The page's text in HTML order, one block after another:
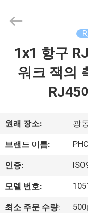
우
리
에
Dongguan
Penghui
1x1 항구
워크 잭의
RJ45
원래 장소: 광
브랜드 이름:
인증:
모델 번호:
최소 주문 수량: